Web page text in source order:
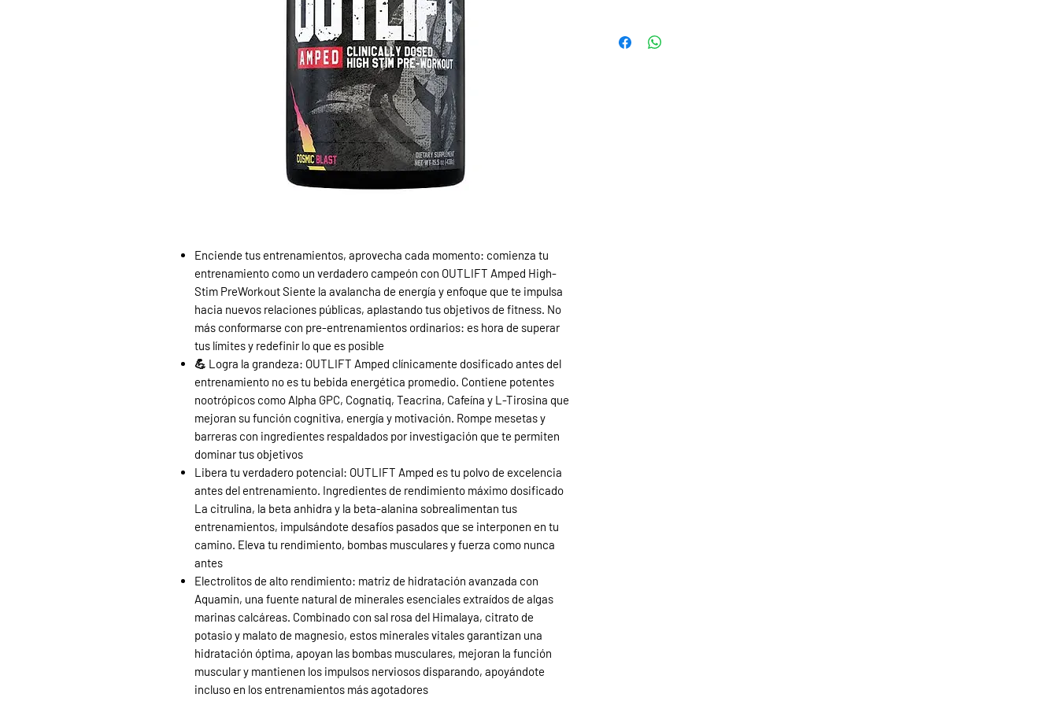
Enciende tus entrenamientos, aprovecha cada momento: comienza tu
entrenamiento como un verdadero campeón con OUTLIFT Amped High-
Stim PreWorkout Siente la avalancha de energía y enfoque que te impulsa
hacia nuevos relaciones públicas, aplastando tus objetivos de fitness. No
más conformarse con pre-entrenamientos ordinarios: es hora de superar
tus límites y redefinir lo que es posible
💪 Logra la grandeza: OUTLIFT Amped clínicamente dosificado antes del
entrenamiento no es tu bebida energética promedio. Contiene potentes
nootrópicos como Alpha GPC, Cognatiq, Teacrina, Cafeína y L-Tirosina que
mejoran su función cognitiva, energía y motivación. Rompe mesetas y
barreras con ingredientes respaldados por investigación que te permiten
dominar tus objetivos
Libera tu verdadero potencial: OUTLIFT Amped es tu polvo de excelencia
antes del entrenamiento. Ingredientes de rendimiento máximo dosificado
La citrulina, la beta anhidra y la beta-alanina sobrealimentan tus
entrenamientos, impulsándote desafíos pasados que se interponen en tu
camino. Eleva tu rendimiento, bombas musculares y fuerza como nunca
antes
Electrolitos de alto rendimiento: matriz de hidratación avanzada con
Aquamin, una fuente natural de minerales esenciales extraídos de algas
marinas calcáreas. Combinado con sal rosa del Himalaya, citrato de
potasio y malato de magnesio, estos minerales vitales garantizan una
hidratación óptima, apoyan las bombas musculares, mejoran la función
muscular y mantienen los impulsos nerviosos disparando, apoyándote
incluso en los entrenamientos más agotadores